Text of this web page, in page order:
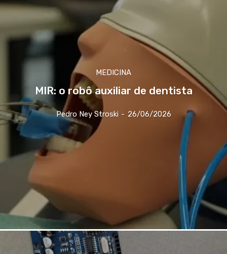
MEDICINA
MIR: o robô auxiliar de dentista
Pedro Ney Stroski - 26/06/2026